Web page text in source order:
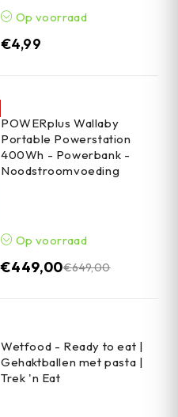
Op voorraad
€4,99
POWERplus Wallaby
Portable Powerstation
400Wh - Powerbank -
Noodstroomvoeding
Op voorraad
€649,00
€449,00
Wetfood - Ready to eat |
Gehaktballen met pasta |
Trek 'n Eat